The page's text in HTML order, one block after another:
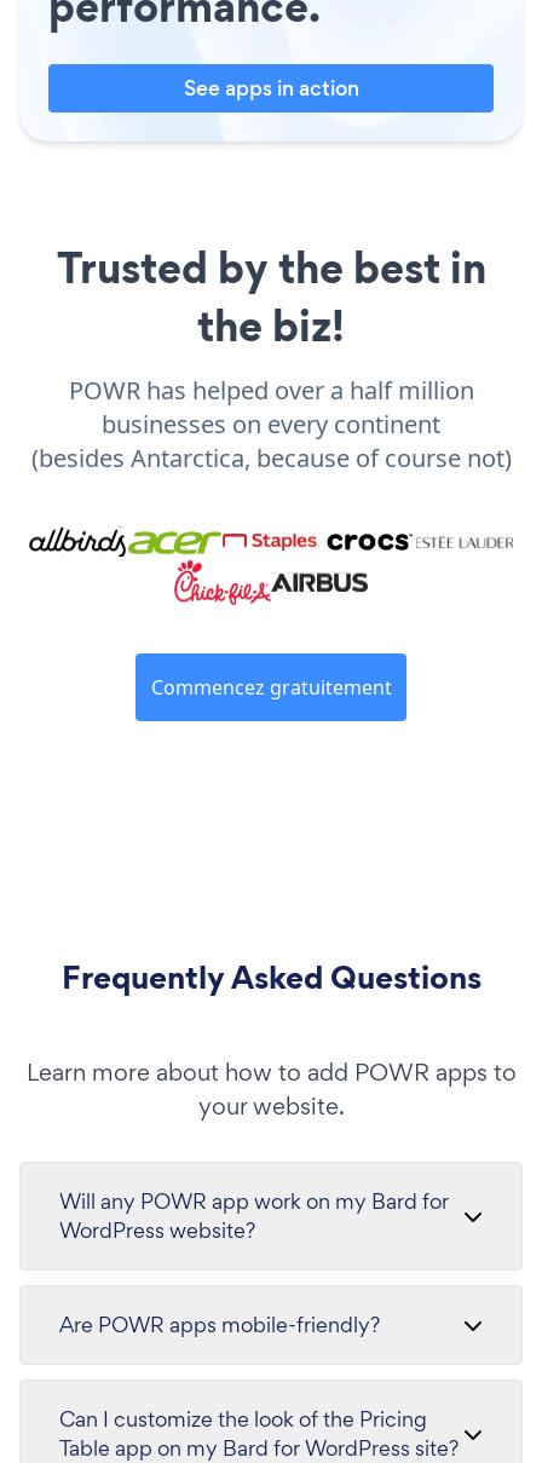
See apps in action
Trusted by the best in
the biz!
POWR has helped over a half million
businesses on every continent
(besides Antarctica, because of course not)
Commencez gratuitement
Frequently Asked Questions
Learn more about how to add POWR apps to
your website.
Will any POWR app work on my Bard for
WordPress website?
Are POWR apps mobile-friendly?
Can I customize the look of the Pricing
Table app on my Bard for WordPress site?